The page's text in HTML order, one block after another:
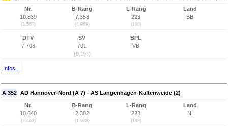
Nr.
10.839
(3.567)
B-Rang
7.358
(4.969)
L-Rang
223
(108)
Land
BB
DTV
7.708
SV
701
(9,1%)
BPL
VB
Infos...
A 352 AD Hannover-Nord (A 7) - AS Langenhagen-Kaltenweide (2)
Nr.
10.840
(2.463)
B-Rang
2.382
(1.978)
L-Rang
223
(198)
Land
NI